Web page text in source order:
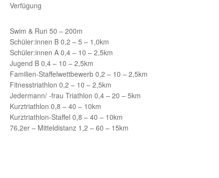
Verfügung
Swim & Run 50 – 200m
Schüler:innen B 0,2 – 5 – 1,0km
Schüler:innen A 0,4 – 10 – 2,5km
Jugend B 0,4 – 10 – 2,5km
Familien-Staffelwettbewerb 0,2 – 10 – 2,5km
Fitnesstriathlon 0,2 – 10 – 2,5km
Jedermann/ -frau Triathlon 0,4 – 20 – 5km
Kurztriathlon 0,8 – 40 – 10km
Kurztriathlon-Staffel 0,8 – 40 – 10km
76,2er – Mitteldistanz 1,2 – 60 – 15km